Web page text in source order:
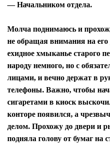
— Начальником отдела.
Молча поднимаюсь и
не обращая внимания на
ехидное хмыканье старого
народу немного, но с
лицами, и вечно держат в
телефоны. Важно, чтобы
сигаретами в киоск
конторе появился, а
делом. Прохожу до двери и
подняла голову от бумаг на